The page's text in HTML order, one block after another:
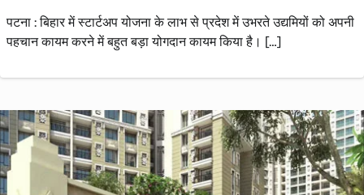
पटना : बिहार में स्टार्टअप योजना के लाभ से प्रदेश में उभरते उद्यमियों को अपनी
पहचान कायम करने में बहुत बड़ा योगदान कायम किया है। […]